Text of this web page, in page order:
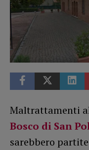
Maltrattamenti
Bosco di San
sarebbero